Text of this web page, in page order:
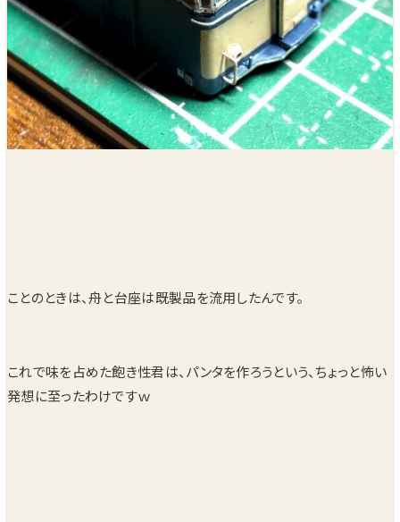
ことのときは、舟と台座は既製品を流用したんです。
これで味を占めた飽き性君は、パンタを作ろうという、ちょっと怖い
発想に至ったわけですｗ